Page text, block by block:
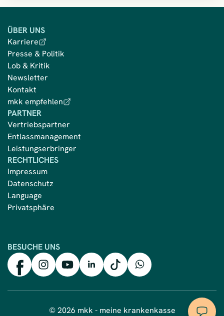
BESUCHE UNS
mkk auf Facebook
mkk auf Instagram
mkk auf YouTube
mkk auf LinkedIn
mkk auf TikTokmkk auf WhatsApp
ÜBER UNS
Karriere
Presse & Politik
Lob & Kritik
Newsletter
Kontakt
mkk empfehlen
PARTNER
Vertriebspartner
Entlassmanagement
Leistungserbringer
RECHTLICHES
Impressum
Datenschutz
Language
Privatsphäre
© 2026 mkk - meine krankenkasse